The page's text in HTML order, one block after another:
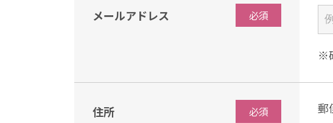
メールアドレス 必須
※
住所 必須 郵